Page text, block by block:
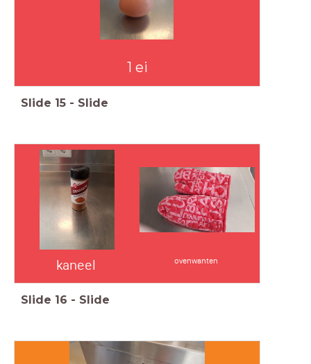
1 ei
Slide 15 - Slide
kaneel ovenwanten
Slide 16 - Slide